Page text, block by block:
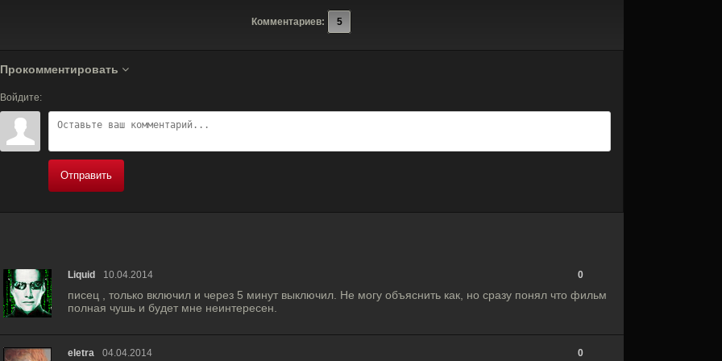
Комментариев: 5
Прокомментировать
Войдите:
Отправить
Liquid 10.04.2014 0
писец , только включил и через 5 минут выключил. Не могу объяснить как, но сразу понял что фильм
полная чушь и будет мне неинтересен.
eletra 04.04.2014 0